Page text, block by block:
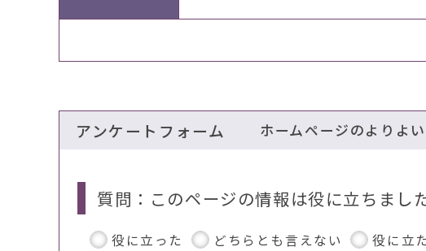
アンケートフォーム ホームページのよりよ
質問：このページの情報は役に立ちまし
役に立った どちらとも言えない 役に立